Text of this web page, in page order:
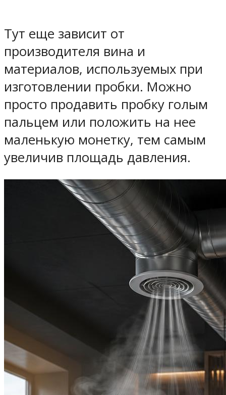
Тут еще зависит от
производителя вина и
материалов, используемых при
изготовлении пробки. Можно
просто продавить пробку голым
пальцем или положить на нее
маленькую монетку, тем самым
увеличив площадь давления.